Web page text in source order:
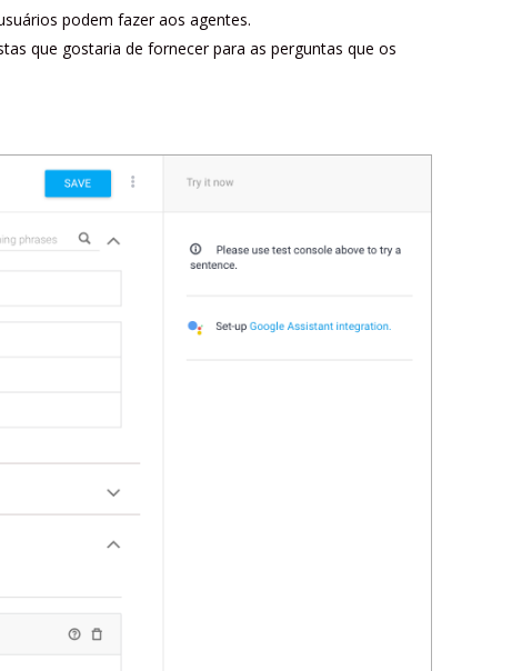
podem fazer aos agentes.
que gostaria de fornecer para as perguntas que os